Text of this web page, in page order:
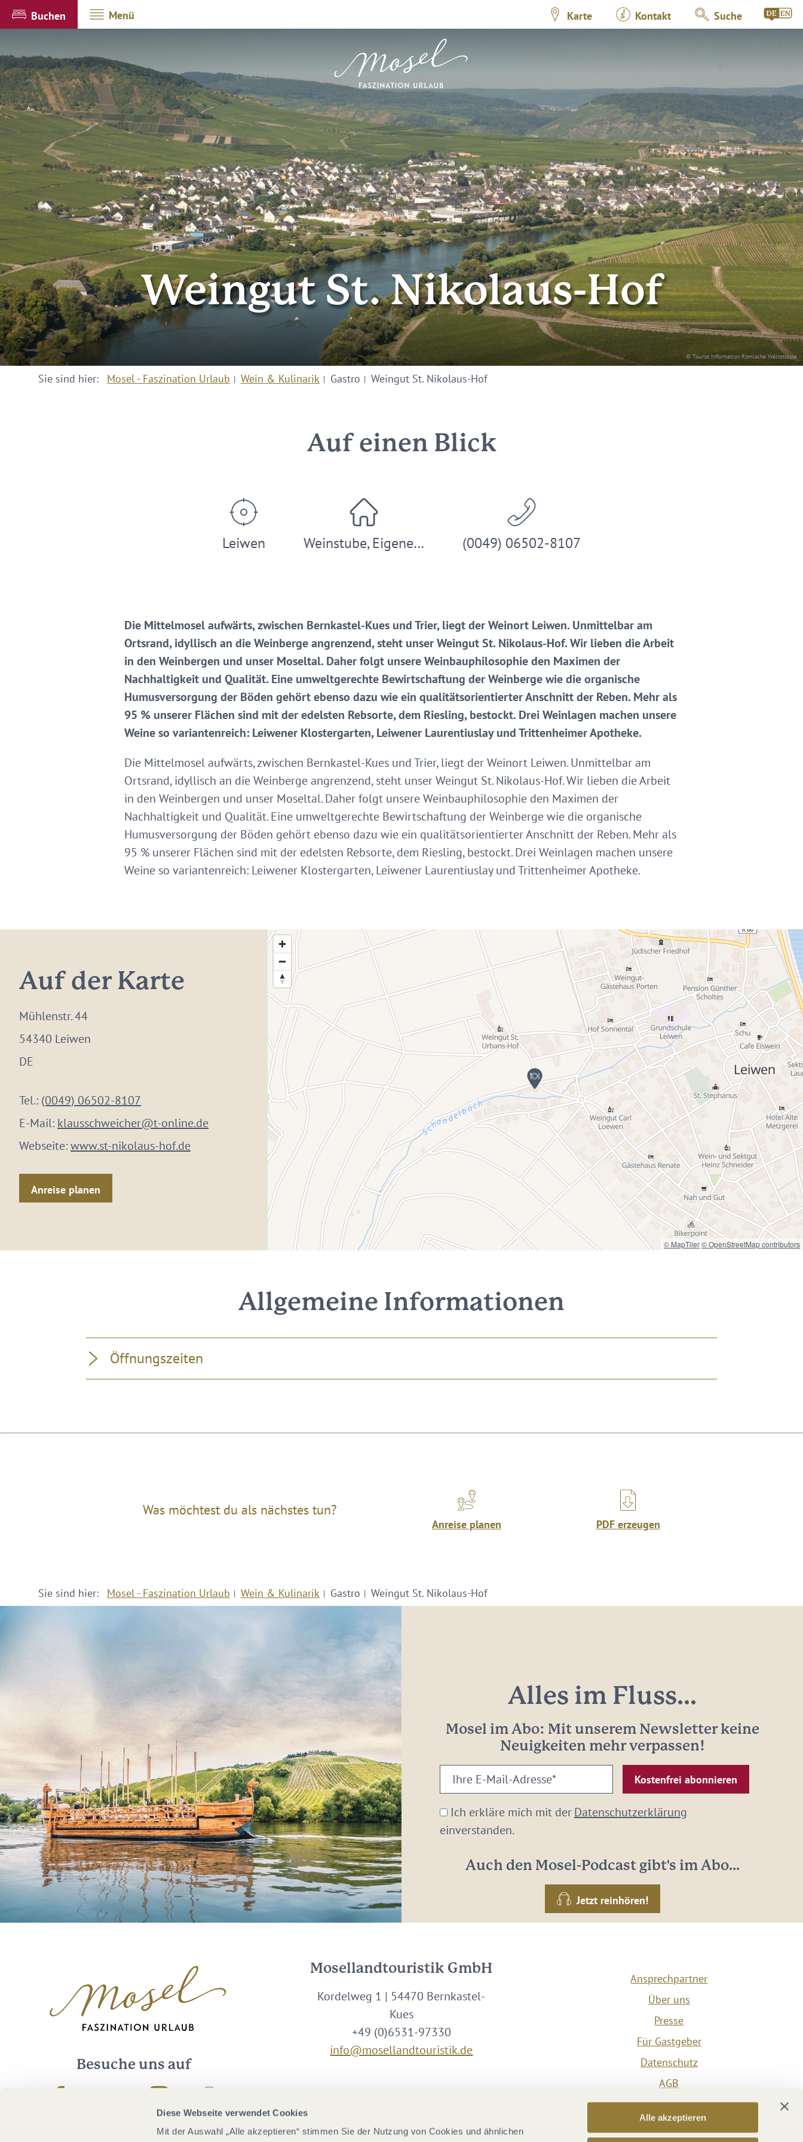
Diese Webseite verwendet Cookies
Mit der Auswahl „Alle akzeptieren“ stimmen Sie der Nutzung von Cookies und ähnlichen
Alle akzeptieren
Buchen Menü Karte Kontakt Suche
© Tourist Information Römische Weinstrasse
Weingut St. Nikolaus-Hof
Sie sind hier: Mosel - Faszination Urlaub Wein & Kulinarik Gastro Weingut St. Nikolaus-Hof
Auf einen Blick
Leiwen Weinstube, Eigene… (0049) 06502-8107
Die Mittelmosel aufwärts, zwischen Bernkastel-Kues und Trier, liegt der Weinort Leiwen. Unmittelbar am
Ortsrand, idyllisch an die Weinberge angrenzend, steht unser Weingut St. Nikolaus-Hof. Wir lieben die Arbeit
in den Weinbergen und unser Moseltal. Daher folgt unsere Weinbauphilosophie den Maximen der
Nachhaltigkeit und Qualität. Eine umweltgerechte Bewirtschaftung der Weinberge wie die organische
Humusversorgung der Böden gehört ebenso dazu wie ein qualitätsorientierter Anschnitt der Reben. Mehr als
95 % unserer Flächen sind mit der edelsten Rebsorte, dem Riesling, bestockt. Drei Weinlagen machen unsere
Weine so variantenreich: Leiwener Klostergarten, Leiwener Laurentiuslay und Trittenheimer Apotheke.
Die Mittelmosel aufwärts, zwischen Bernkastel-Kues und Trier, liegt der Weinort Leiwen. Unmittelbar am
Ortsrand, idyllisch an die Weinberge angrenzend, steht unser Weingut St. Nikolaus-Hof. Wir lieben die Arbeit
in den Weinbergen und unser Moseltal. Daher folgt unsere Weinbauphilosophie den Maximen der
Nachhaltigkeit und Qualität. Eine umweltgerechte Bewirtschaftung der Weinberge wie die organische
Humusversorgung der Böden gehört ebenso dazu wie ein qualitätsorientierter Anschnitt der Reben. Mehr als
95 % unserer Flächen sind mit der edelsten Rebsorte, dem Riesling, bestockt. Drei Weinlagen machen unsere
Weine so variantenreich: Leiwener Klostergarten, Leiwener Laurentiuslay und Trittenheimer Apotheke.
Auf der Karte
Mühlenstr. 44
54340 Leiwen
DE
Tel.: (0049) 06502-8107
E-Mail: klausschweicher@t-online.de
Webseite:www.st-nikolaus-hof.de
Anreise planen
© MapTiler© OpenStreetMap contributors
Allgemeine Informationen
Öffnungszeiten
Was möchtest du als nächstes tun?
Anreise planen PDF erzeugen
Sie sind hier: Mosel - Faszination Urlaub Wein & Kulinarik Gastro Weingut St. Nikolaus-Hof
Alles im Fluss...
Mosel im Abo: Mit unserem Newsletter keine
Neuigkeiten mehr verpassen!
Ihre
E-
Mail-
Adresse:
Ich erkläre mich mit derDatenschutzerklärung
einverstanden.
Auch den Mosel-Podcast gibt's im Abo...
Jetzt reinhören!
Besuche uns auf
Mosellandtouristik GmbH
Kordelweg 1 | 54470 Bernkastel-
Kues
+49 (0)6531-97330
info@mosellandtouristik.de
Ansprechpartner
Über uns
Presse
Für Gastgeber
Datenschutz
AGB
Impressum
Barrierefreiheit